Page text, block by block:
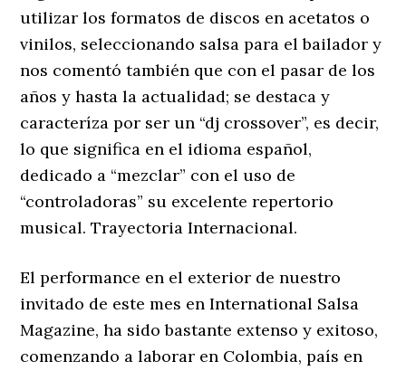
utilizar los formatos de discos en acetatos o
vinilos, seleccionando salsa para el bailador y
nos comentó también que con el pasar de los
años y hasta la actualidad; se destaca y
caracteríza por ser un “dj crossover”, es decir,
lo que significa en el idioma español,
dedicado a “mezclar” con el uso de
“controladoras” su excelente repertorio
musical. Trayectoria Internacional.
El performance en el exterior de nuestro
invitado de este mes en International Salsa
Magazine, ha sido bastante extenso y exitoso,
comenzando a laborar en Colombia, país en